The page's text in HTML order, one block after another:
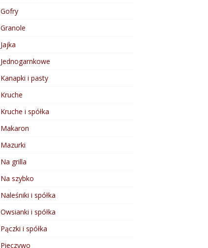
Gofry
Granole
Jajka
Jednogarnkowe
Kanapki i pasty
Kruche
Kruche i spółka
Makaron
Mazurki
Na grilla
Na szybko
Naleśniki i spółka
Owsianki i spółka
Pączki i spółka
Pieczywo